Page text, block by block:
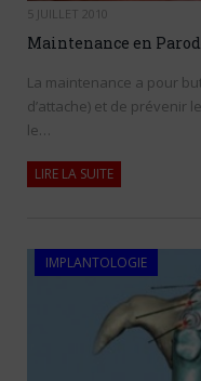
5 JUILLET 2010
Maintenance en
La maintenance a pour
d’attache) et de prévenir
le…
LIRE LA SUITE
IMPLANTOLOGIE